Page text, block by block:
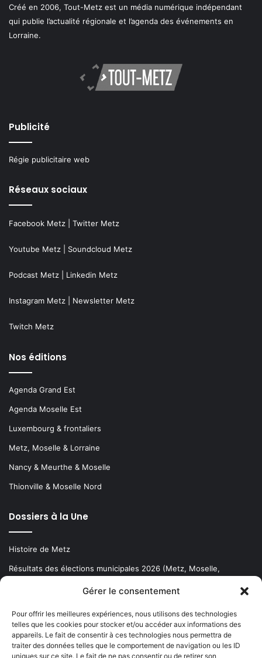
Gérer le consentement
Pour offrir les meilleures expériences, nous utilisons des technologies
telles que les cookies pour stocker et/ou accéder aux informations des
appareils. Le fait de consentir à ces technologies nous permettra de
traiter des données telles que le comportement de navigation ou les ID
uniques sur ce site. Le fait de ne pas consentir ou de retirer son
Créé en 2006, Tout-Metz est un média numérique indépendant
qui publie l’actualité régionale et l’agenda des événements en
Lorraine.
Publicité
Régie publicitaire web
Réseaux sociaux
Facebook Metz Twitter Metz
Youtube Metz Soundcloud Metz
Podcast Metz Linkedin Metz
Instagram Metz Newsletter Metz
Twitch Metz
Nos éditions
Agenda Grand Est
Agenda Moselle Est
Luxembourg & frontaliers
Metz, Moselle & Lorraine
Nancy & Meurthe & Moselle
Thionville & Moselle Nord
Dossiers à la Une
Histoire de Metz
Résultats des élections municipales 2026 (Metz, Moselle,
Newsletter gratuite